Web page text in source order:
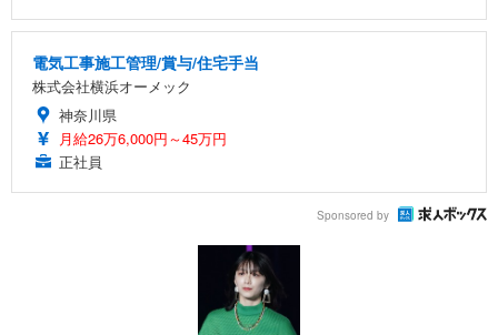
電気工事施工管理/賞与/住宅手当
株式会社横浜オーメック
神奈川県
月給26万6,000円～45万円
正社員
Sponsored by